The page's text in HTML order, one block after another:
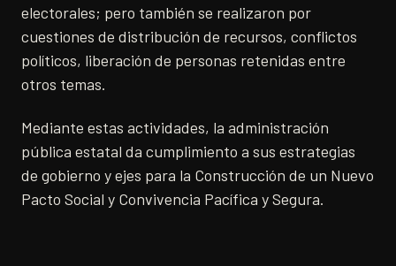
electorales; pero también se realizaron por
cuestiones de distribución de recursos, conflictos
políticos, liberación de personas retenidas entre
otros temas.
Mediante estas actividades, la administración
pública estatal da cumplimiento a sus estrategias
de gobierno y ejes para la Construcción de un Nuevo
Pacto Social y Convivencia Pacífica y Segura.